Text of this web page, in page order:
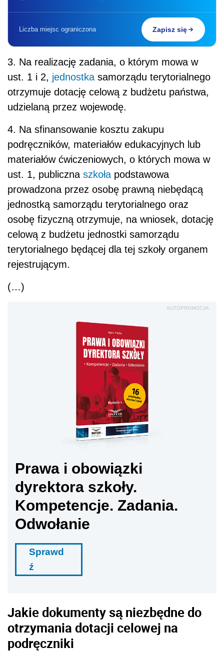
Liczba miejsc ograniczona Zapisz się
3. Na realizację zadania, o którym mowa w
ust. 1 i 2, jednostka samorządu terytorialnego
otrzymuje dotację celową z budżetu państwa,
udzielaną przez wojewodę.
4. Na sfinansowanie kosztu zakupu
podręczników, materiałów edukacyjnych lub
materiałów ćwiczeniowych, o których mowa w
ust. 1, publiczna szkoła podstawowa
prowadzona przez osobę prawną niebędącą
jednostką samorządu terytorialnego oraz
osobę fizyczną otrzymuje, na wniosek, dotację
celową z budżetu jednostki samorządu
terytorialnego będącej dla tej szkoły organem
rejestrującym.
(…)
AUTOPROMOCJA
Prawa i obowiązki
dyrektora szkoły.
Kompetencje. Zadania.
Odwołanie
Sprawd
ź
Jakie dokumenty są niezbędne do
otrzymania dotacji celowej na
podręczniki